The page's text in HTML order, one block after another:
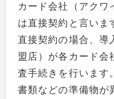
カード会社（アクワ
は直接契約と言いま
直接契約の場合、導
盟店）が各カード会
査手続きを行います
書類などの準備物が